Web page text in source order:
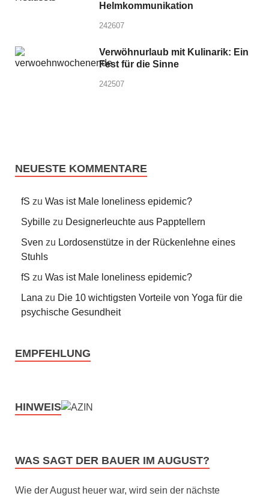
Helmkommunikation
242607
Verwöhnurlaub mit Kulinarik: Ein
Fest für die Sinne
242507
NEUESTE KOMMENTARE
fS zu Was ist Male loneliness epidemic?
Sybille zu Designerleuchte aus Papptellern
Sven zu Lordosenstütze in der Rückenlehne eines
Stuhls
fS zu Was ist Male loneliness epidemic?
Lana zu Die 10 wichtigsten Vorteile von Yoga für die
psychische Gesundheit
EMPFEHLUNG
HINWEIS
WAS SAGT DER BAUER IM AUGUST?
Wie der August heuer war, wird sein der nächste